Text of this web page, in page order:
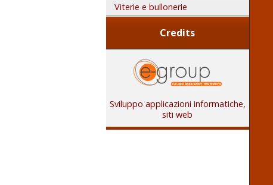
Viterie e bullonerie
Credits
Sviluppo applicazioni informatiche,
siti web